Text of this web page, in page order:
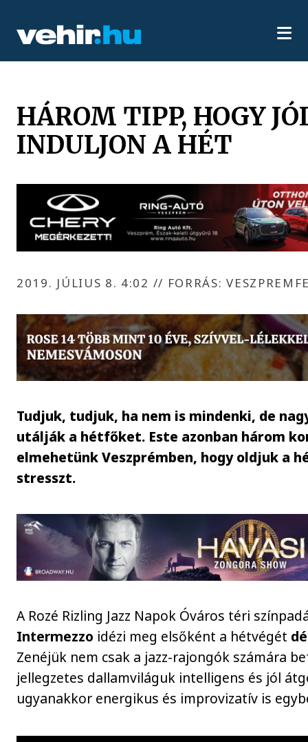
HÁROM TIPP, HOGY
INDULJON A HÉT
2019. JÚLIUS 8. 4:02 // FORRÁS:
Tudjuk, tudjuk, ha nem is mindenki, de
utálják a hétfőket. Este azonban három
elmehetünk Veszprémben, hogy oldjuk a
stresszt.
A Rozé Rizling Jazz Napok Óváros téri
Intermezzo idézi meg elsőként a hétvégét
Zenéjük nem csak a jazz-rajongók számára
jellegzetes dallamviláguk intelligens és jól
ugyanakkor energikus és improvizatív is